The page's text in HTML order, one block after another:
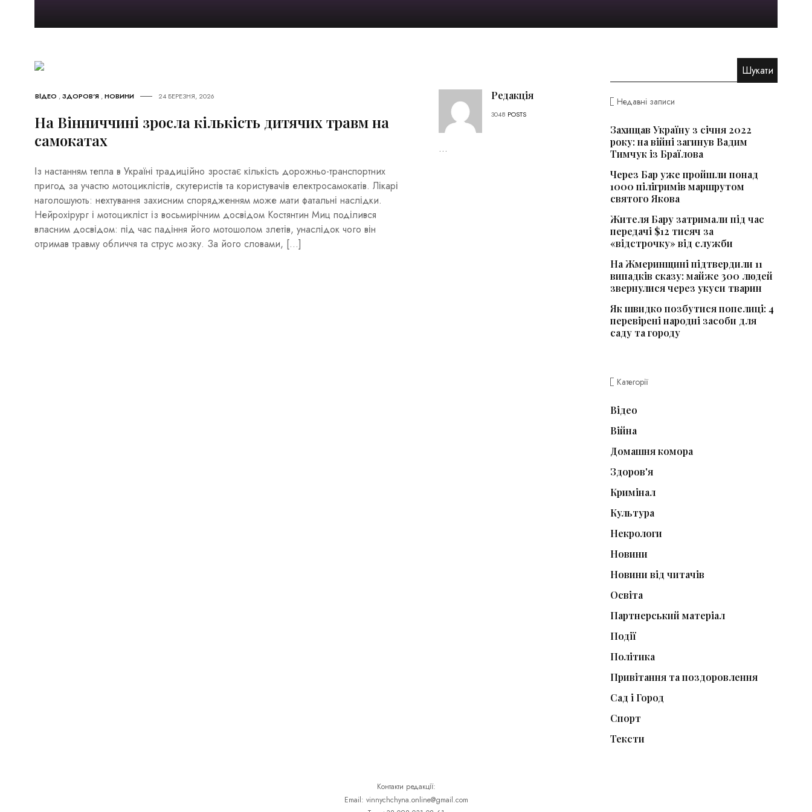
ВІДЕО ,ЗДОРОВ'Я ,НОВИНИ 24 БЕРЕЗНЯ, 2026
На Вінниччині зросла кількість дитячих травм на
самокатах
Із настанням тепла в Україні традиційно зростає кількість дорожньо-транспортних
пригод за участю мотоциклістів, скутеристів та користувачів електросамокатів. Лікарі
наголошують: нехтування захисним спорядженням може мати фатальні наслідки.
Нейрохірург і мотоцикліст із восьмирічним досвідом Костянтин Миц поділився
власним досвідом: під час падіння його мотошолом злетів, унаслідок чого він
отримав травму обличчя та струс мозку. За його словами, […]
Редакція
3048 POSTS
...
Недавні записи
Захищав Україну з січня 2022
року: на війні загинув Вадим
Тимчук із Браїлова
Через Бар уже пройшли понад
1000 пілігримів маршрутом
святого Якова
Жителя Бару затримали під час
передачі $12 тисяч за
«відстрочку» від служби
На Жмеринщині підтвердили 11
випадків сказу: майже 300 людей
звернулися через укуси тварин
Як швидко позбутися попелиці: 4
перевірені народні засоби для
саду та городу
Категорії
Відео
Війна
Домашня комора
Здоров'я
Кримінал
Культура
Некрологи
Новини
Новини від читачів
Освіта
Партнерський матеріал
Події
Політика
Привітання та поздоровлення
Сад і Город
Спорт
Тексти
Контакти редакції:
Email: vinnychchyna.online@gmail.com